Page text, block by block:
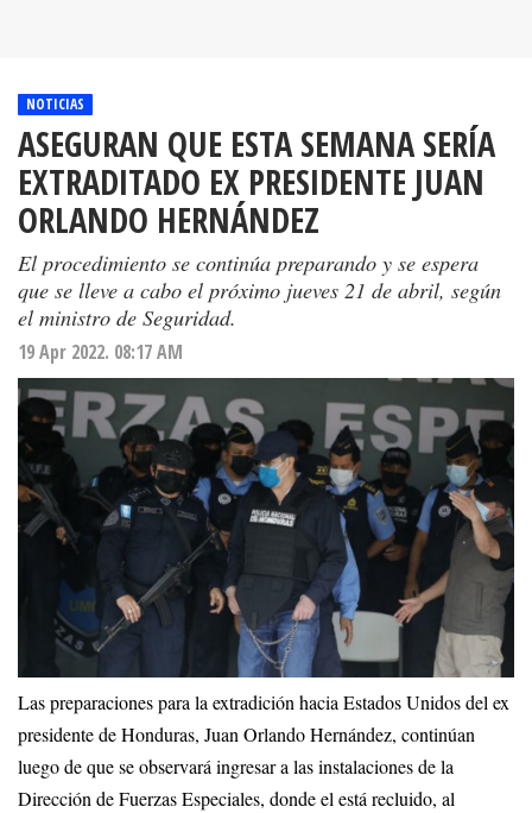
NOTICIAS
ASEGURAN QUE ESTA SEMANA SERÍA
EXTRADITADO EX PRESIDENTE JUAN
ORLANDO HERNÁNDEZ
El procedimiento se continúa preparando y se espera
que se lleve a cabo el próximo jueves 21 de abril, según
el ministro de Seguridad.
19 Apr 2022. 08:17 AM
Las preparaciones para la extradición hacia Estados Unidos del ex
presidente de Honduras, Juan Orlando Hernández, continúan
luego de que se observará ingresar a las instalaciones de la
Dirección de Fuerzas Especiales, donde el está recluido, al